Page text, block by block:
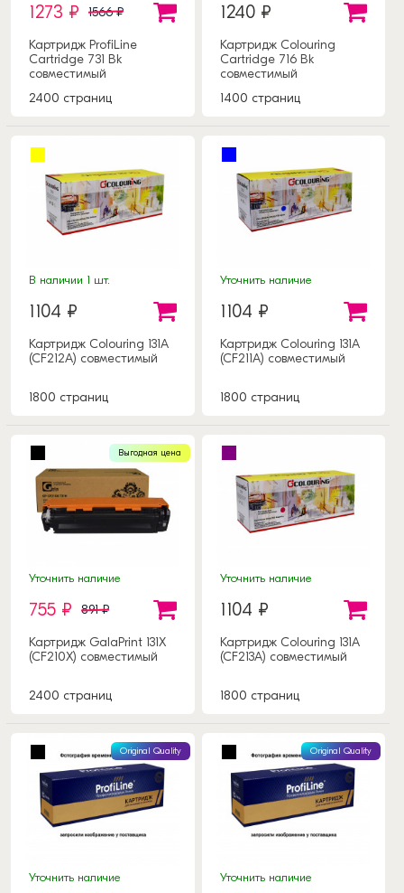
1273 ₽ 1566 ₽
Картридж ProfiLine
Cartridge 731 Bk
совместимый
2400 страниц
1240 ₽
Картридж Colouring
Cartridge 716 Bk
совместимый
1400 страниц
В наличии 1 шт.
1104 ₽
Картридж Colouring 131A
(CF212A) совместимый
1800 страниц
Уточнить наличие
1104 ₽
Картридж Colouring 131A
(CF211A) совместимый
1800 страниц
Выгодная цена
Уточнить наличие
755 ₽ 891 ₽
Картридж GalaPrint 131X
(CF210X) совместимый
2400 страниц
Уточнить наличие
1104 ₽
Картридж Colouring 131A
(CF213A) совместимый
1800 страниц
Original Quality
Уточнить наличие
Original Quality
Уточнить наличие